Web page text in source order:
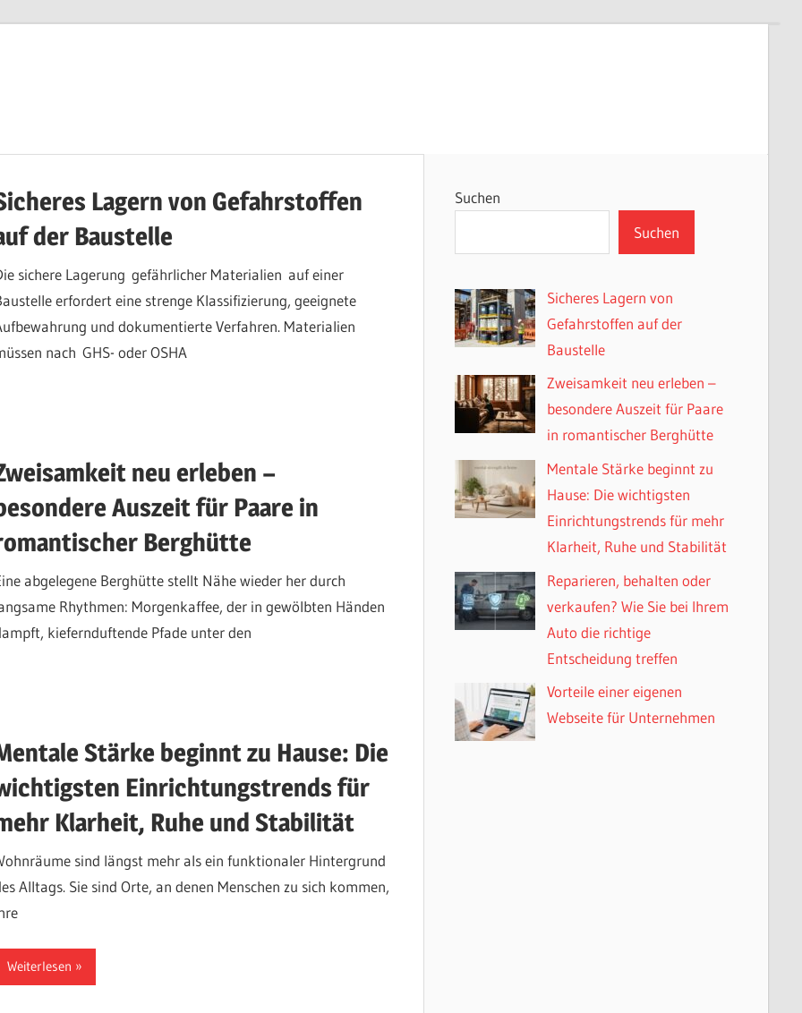
Lagern von Gefahrstoffen
der Baustelle
sichere Lagerung gefährlicher Materialien auf einer
erfordert eine strenge Klassifizierung, geeignete
und dokumentierte Verfahren. Materialien
nach GHS- oder OSHA
neu erleben –
Auszeit für Paare in
Berghütte
abgelegene Berghütte stellt Nähe wieder her durch
Rhythmen: Morgenkaffee, der in gewölbten Händen
kiefernduftende Pfade unter den
Stärke beginnt zu Hause: Die
Einrichtungstrends für
Klarheit, Ruhe und Stabilität
sind längst mehr als ein funktionaler Hintergrund
Alltags. Sie sind Orte, an denen Menschen zu sich kommen,
Weiterlesen
Suchen
Suchen
Sicheres Lagern von
Gefahrstoffen auf der
Baustelle
Zweisamkeit neu erleben –
besondere Auszeit für Paare
in romantischer Berghütte
Mentale Stärke beginnt zu
Hause: Die wichtigsten
Einrichtungstrends für mehr
Klarheit, Ruhe und Stabilität
Reparieren, behalten oder
verkaufen? Wie Sie bei Ihrem
Auto die richtige
Entscheidung treffen
Vorteile einer eigenen
Webseite für Unternehmen